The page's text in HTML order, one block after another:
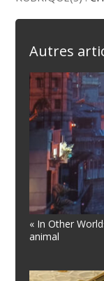
Autres
« In Other
animal